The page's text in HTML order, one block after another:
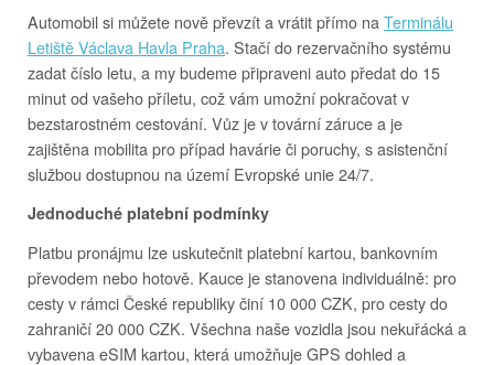
Automobil si můžete nově převzít a vrátit přímo na Terminálu
Letiště Václava Havla Praha. Stačí do rezervačního systému
zadat číslo letu, a my budeme připraveni auto předat do 15
minut od vašeho příletu, což vám umožní pokračovat v
bezstarostném cestování. Vůz je v tovární záruce a je
zajištěna mobilita pro případ havárie či poruchy, s asistenční
službou dostupnou na území Evropské unie 24/7.
Jednoduché platební podmínky
Platbu pronájmu lze uskutečnit platební kartou, bankovním
převodem nebo hotově. Kauce je stanovena individuálně: pro
cesty v rámci České republiky činí 10 000 CZK, pro cesty do
zahraničí 20 000 CZK. Všechna naše vozidla jsou nekuřácká a
vybavena eSIM kartou, která umožňuje GPS dohled a